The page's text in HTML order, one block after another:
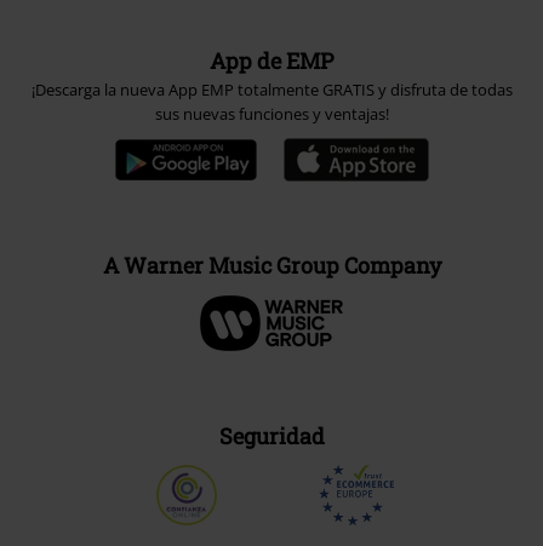
App de EMP
¡Descarga la nueva App EMP totalmente GRATIS y disfruta de todas
sus nuevas funciones y ventajas!
A Warner Music Group Company
Seguridad